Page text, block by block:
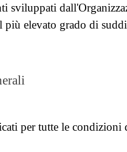
sviluppati
più elevato grado di
per tutte le